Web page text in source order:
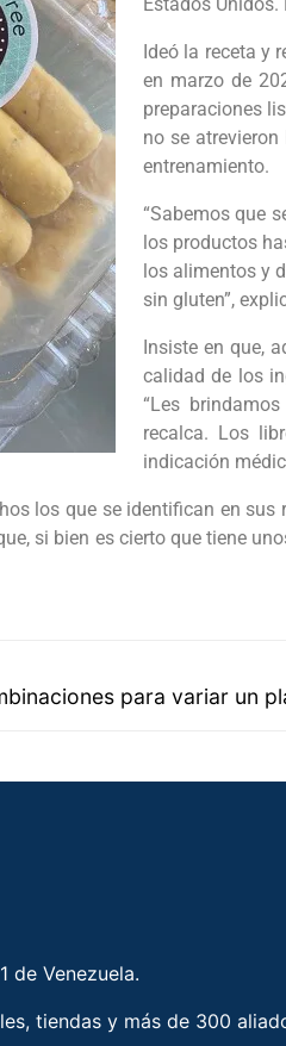
Ideó la receta y
en marzo de
preparaciones
no se
entrenamiento.
“Sabemos que
los productos
los alimentos y
sin gluten”,
Insiste en que,
calidad de los
“Les
recalca. Los
indicación
los que se identifican en
si bien es cierto que tiene
para variar un
de Venezuela.
tiendas y más de 300